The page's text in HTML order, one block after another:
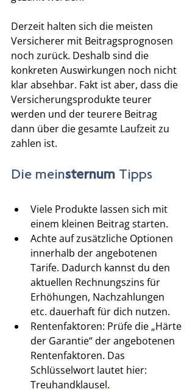
Derzeit halten sich die meisten
Versicherer mit Beitragsprognosen
noch zurück. Deshalb sind die
konkreten Auswirkungen noch nicht
klar absehbar. Fakt ist aber, dass die
Versicherungsprodukte teurer
werden und der teurere Beitrag
dann über die gesamte Laufzeit zu
zahlen ist.
Die meinsternum Tipps
Viele Produkte lassen sich mit
einem kleinen Beitrag starten.
Achte auf zusätzliche Optionen
innerhalb der angebotenen
Tarife. Dadurch kannst du den
aktuellen Rechnungszins für
Erhöhungen, Nachzahlungen
etc. dauerhaft für dich nutzen.
Rentenfaktoren: Prüfe die „Härte
der Garantie“ der angebotenen
Rentenfaktoren. Das
Schlüsselwort lautet hier:
Treuhandklausel.